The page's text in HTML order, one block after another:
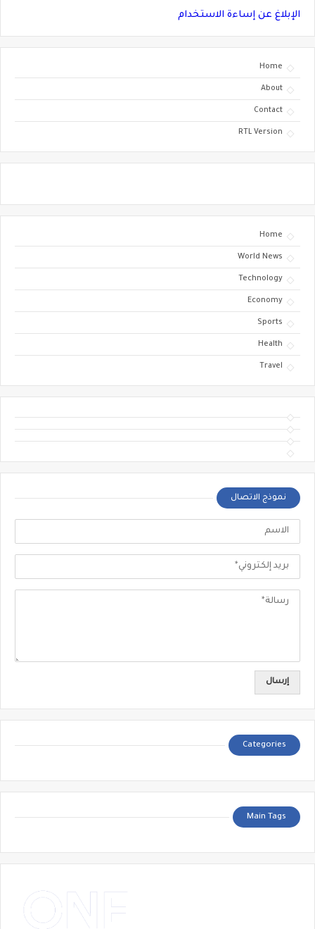
الإبلاغ عن إساءة الاستخدام
Home
About
Contact
RTL Version
Home
World News
Technology
Economy
Sports
Health
Travel
نموذج الاتصال
Categories
Main Tags